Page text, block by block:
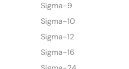
Sigma-9
Sigma-10
Sigma-12
Sigma-16